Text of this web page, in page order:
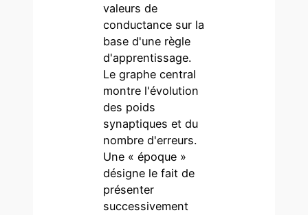
valeurs de
conductance sur la
base d'une règle
d'apprentissage.
Le graphe central
montre l'évolution
des poids
synaptiques et du
nombre d'erreurs.
Une « époque »
désigne le fait de
présenter
successivement